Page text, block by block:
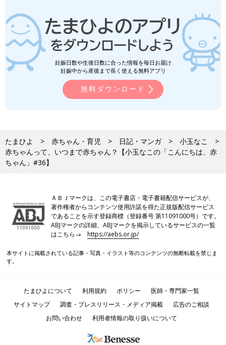
妊娠日数や生後日数に合った情報を毎日お届け
妊娠中から産後まで長く使える無料アプリ
無料ダウンロード
たまひよ 赤ちゃん・育児 日記・マンガ
小玉なこ
赤ちゃんって、いつまで赤ちゃん？【小玉なこの「こんにちは、赤
ちゃん」#36】
ＡＢＪマークは、この電子書店・電子書籍配信サービスが、
著作権者からコンテンツ使用許諾を得た正規版配信サービス
であることを示す登録商標（登録番号 第11091000号）です。
ABJマークの詳細、ABJマークを掲示しているサービスの一覧
はこちら→https://aebs.or.jp/
本サイトに掲載されている記事・写真・イラスト等のコンテンツの無断転載を禁じま
す。
たまひよについて 利用規約 ポリシー
医師・専門家一覧
サイトマップ
調査・プレスリリース・メディア掲載
広告のご相談
お問い合わせ
利用者情報の取り扱いについて